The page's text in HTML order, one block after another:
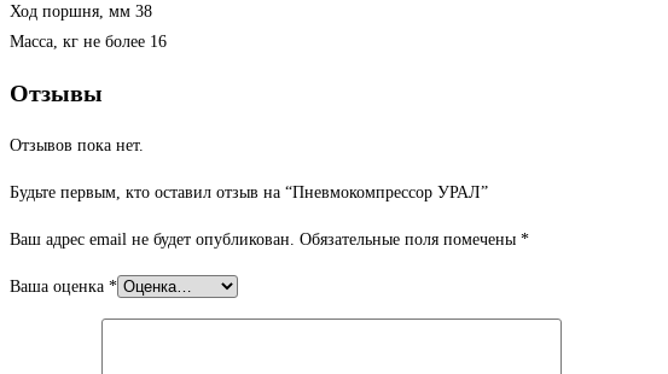
Ход поршня, мм 38
Масса, кг не более 16
Отзывы
Отзывов пока нет.
Будьте первым, кто оставил отзыв на “Пневмокомпрессор УРАЛ”
Ваш адрес email не будет опубликован. Обязательные поля помечены *
Ваша оценка *